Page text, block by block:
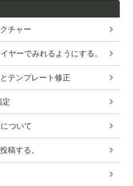
チャー
ヤーでみれるようにする。
テンプレート修正
定
ついて
稿する。